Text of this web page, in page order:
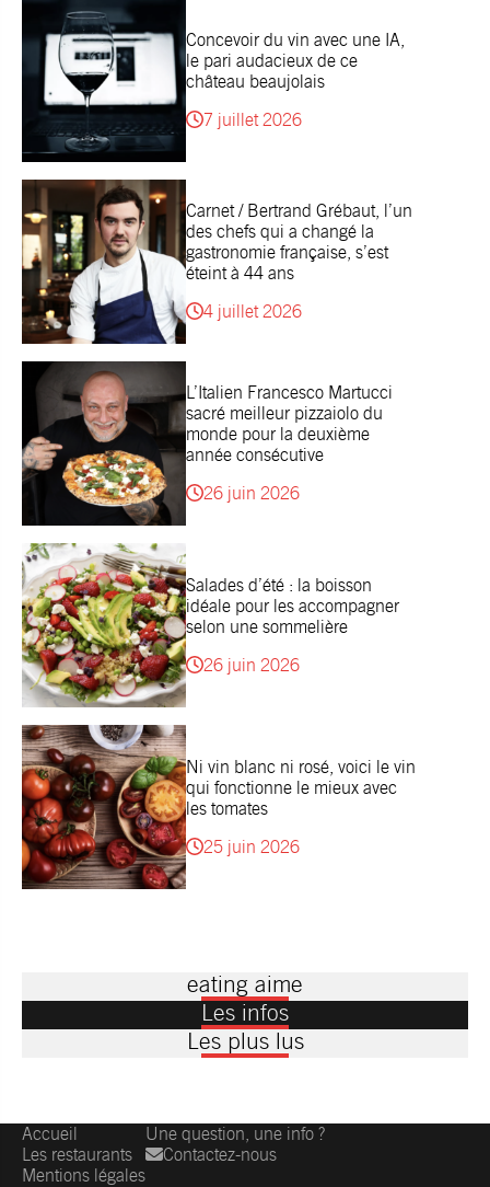
Concevoir du vin avec une IA,
le pari audacieux de ce
château beaujolais
7 juillet 2026
Carnet / Bertrand Grébaut, l’un
des chefs qui a changé la
gastronomie française, s’est
éteint à 44 ans
4 juillet 2026
L’Italien Francesco Martucci
sacré meilleur pizzaiolo du
monde pour la deuxième
année consécutive
26 juin 2026
Salades d’été : la boisson
idéale pour les accompagner
selon une sommelière
26 juin 2026
Ni vin blanc ni rosé, voici le vin
qui fonctionne le mieux avec
les tomates
25 juin 2026
eating aime
Les infos
Les plus lus
Accueil
Les restaurants
Mentions légales
Une question, une info ?
Contactez-nous